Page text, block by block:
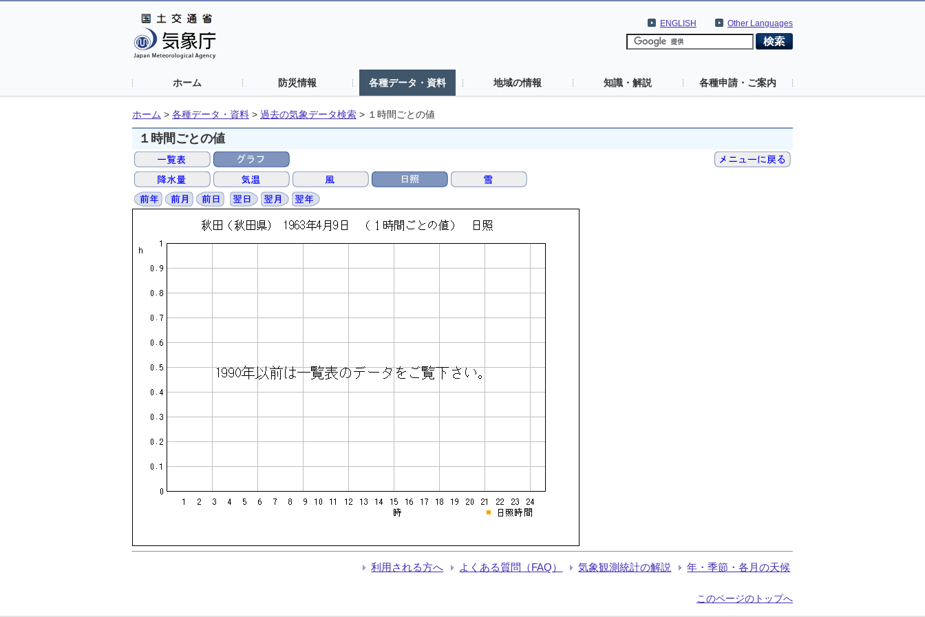
Other Languages
ENGLISH
ホーム 防災情報 各種データ・資料 地域の情報 知識・解説 各種申請・ご案内
ホーム > 各種データ・資料 > 過去の気象データ検索 > １時間ごとの値
１時間ごとの値
利用される方へ よくある質問（FAQ） 気象観測統計の解説 年・季節・各月の天候
このページのトップへ